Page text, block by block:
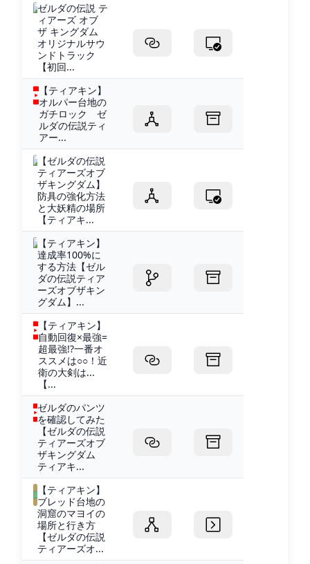
ゼルダの伝説 テ
ィアーズ オブ
ザ キングダム
オリジナルサウ
ンドトラック
【初回...
【ティアキン】
オルパー台地の
ガチロック ゼ
ルダの伝説ティ
アー...
【ゼルダの伝説
ティアーズオブ
ザキングダム】
防具の強化方法
と大妖精の場所
【ティアキ...
【ティアキン】
達成率100%に
する方法【ゼル
ダの伝説ティア
ーズオブザキン
グダム】...
【ティアキン】
自動回復×最強=
超最強!?一番オ
ススメは○○！近
衛の大剣は...
【...
ゼルダのパンツ
を確認してみた
【ゼルダの伝説
ティアーズオブ
ザキングダム
ティアキ...
【ティアキン】
ブレッド台地の
洞窟のマヨイの
場所と行き方
【ゼルダの伝説
ティアーズオ...